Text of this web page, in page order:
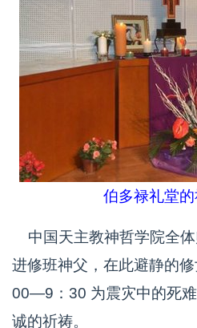
伯多禄礼堂
中国天主教神哲学院全
进修班神父，在此避静的
00—9：30 为震灾中的死
诚的祈祷。